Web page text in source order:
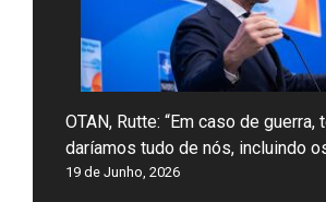
OTAN, Rutte: “Em caso de guerra,
daríamos tudo de nós, incluindo
19 de Junho, 2026